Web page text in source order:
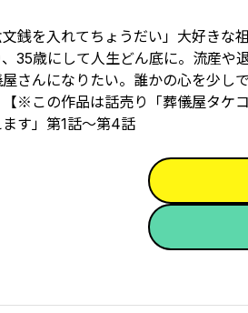
銭を入れてちょうだい」大好きな
35歳にして人生どん底に。流産
屋さんになりたい。誰かの心を少
※この作品は話売り「葬儀屋タ
ます」第1話～第4話